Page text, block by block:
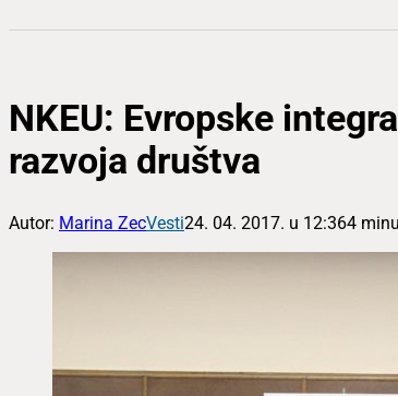
NKEU: Evropske
razvoja društva
Autor: Marina ZecVesti24. 04. 2017. u 12:364